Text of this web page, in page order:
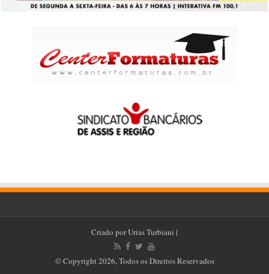
Criado porUrias Turbiani |
© Copyright 2026, Todos os Direitos Reservados